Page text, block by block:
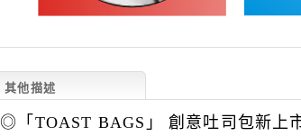
其他描述
◎「TOAST BAGS」 創意吐司包新上